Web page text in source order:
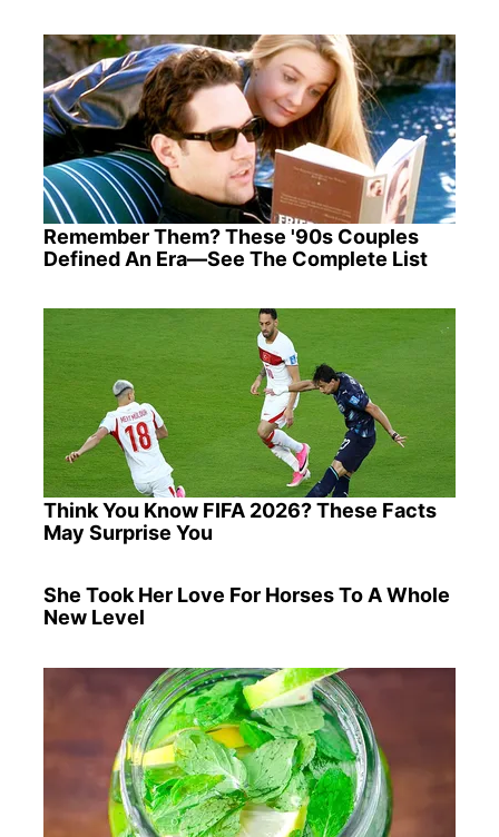
Remember Them? These '90s Couples
Defined An Era—See The Complete List
Think You Know FIFA 2026? These Facts
May Surprise You
She Took Her Love For Horses To A Whole
New Level